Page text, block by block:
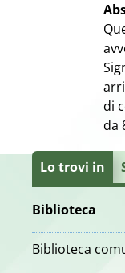
di
da
Lo trovi in
Biblioteca
Biblioteca